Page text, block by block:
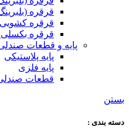
قرقره
قرقره کشویی
قرقره
پایه و قطعات
پایه پلاستیکی
پایه فلزی
قطعات
بستن
دسته‌ بندی :